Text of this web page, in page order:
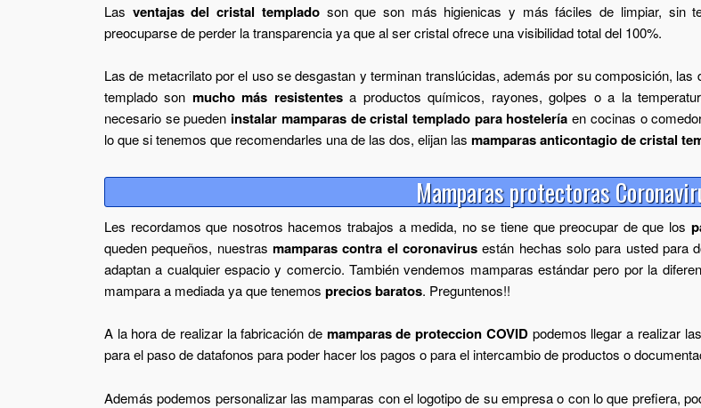
Las ventajas del cristal templadoson que son más higienicas y más fáciles de limpiar, sin
preocuparse de perder la transparencia ya que al ser cristal ofrece una visibilidad total del 100%.
Las de metacrilato por el uso se desgastan y terminan translúcidas, además por su composición, las
templado son mucho más resistentesa productos químicos, rayones, golpes o a la
necesario se pueden instalar mamparas de cristal templado para hostelería en cocinas o
lo que si tenemos que recomendarles una de las dos, elijan las mamparas anticontagio de cristal
Mamparas protectoras
Les recordamos que nosotros hacemos trabajos a medida, no se tiene que preocupar de que los
queden pequeños, nuestras mamparas contra el coronavirus están hechas solo para usted para
adaptan a cualquier espacio y comercio. También vendemos mamparas estándar pero por la
mampara a mediada ya que tenemos precios baratos. Preguntenos!!
A la hora de realizar la fabricación de mamparas de proteccion COVIDpodemos llegar a realizar
para el paso de datafonos para poder hacer los pagos o para el intercambio de productos o
Además podemos personalizar las mamparas con el logotipo de su empresa o con lo que prefiera,